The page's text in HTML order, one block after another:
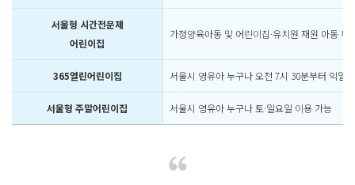
서울형 시간전문제
어린이집
가정양육아동 및 어린이집·유치원 재원 아동
365열린어린이집 서울시 영유아 누구나 오전 7시 30분부터 익일
서울형 주말어린이집 서울시 영유아 누구나 토·일요일 이용 가능